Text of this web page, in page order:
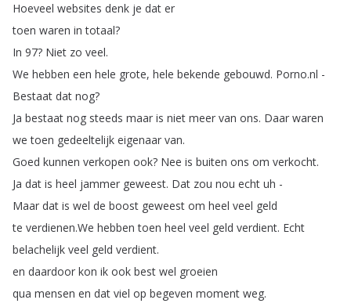
Hoeveel websites denk je dat er
toen waren in totaal?
In 97? Niet zo veel.
We hebben een hele grote, hele bekende gebouwd. Porno.nl -
Bestaat dat nog?
Ja bestaat nog steeds maar is niet meer van ons. Daar waren
we toen gedeeltelijk eigenaar van.
Goed kunnen verkopen ook? Nee is buiten ons om verkocht.
Ja dat is heel jammer geweest. Dat zou nou echt uh -
Maar dat is wel de boost geweest om heel veel geld
te verdienen.We hebben toen heel veel geld verdient. Echt
belachelijk veel geld verdient.
en daardoor kon ik ook best wel groeien
qua mensen en dat viel op begeven moment weg.